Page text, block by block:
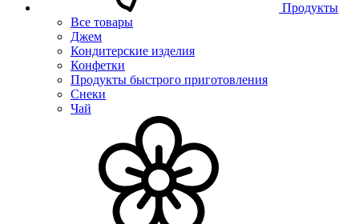
Продукты
Все товары
Джем
Кондитерские изделия
Конфетки
Продукты быстрого приготовления
Снеки
Чай